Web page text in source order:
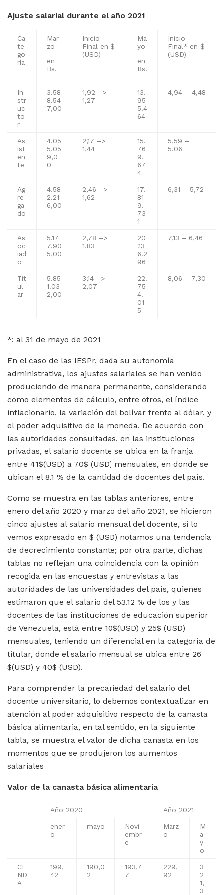
Ajuste salarial durante el año 2021
Ca
te
go
ría
Mar
zo
en
Bs.
Inicio –
Final en $
(USD)
Ma
yo
en
Bs.
Inicio –
Final* en $
(USD)
In
str
uc
to
r
3.58
8.54
7,00
1,92 –>
1,27
13.
95
5.4
64
4,94 – 4,48
As
ist
en
te
4.05
5.05
9,0
0
2,17 –>
1,44
15.
76
9.
67
4
5,59 –
5,06
Ag
re
ga
do
4.58
2.21
6,00
2,46 –>
1,62
17.
81
9.
73
1
6,31 – 5,72
As
oc
iad
o
5.17
7.90
5,00
2,78 –>
1,83
20
.13
6.2
96
7,13 – 6,46
Tit
ul
ar
5.85
1.03
2,00
3,14 –>
2,07
22.
75
4.
01
5
8,06 – 7,30
*: al 31 de mayo de 2021
En el caso de las IESPr, dada su autonomía
administrativa, los ajustes salariales se han venido
produciendo de manera permanente, considerando
como elementos de cálculo, entre otros, el índice
inflacionario, la variación del bolívar frente al dólar, y
el poder adquisitivo de la moneda. De acuerdo con
las autoridades consultadas, en las instituciones
privadas, el salario docente se ubica en la franja
entre 41$(USD) a 70$ (USD) mensuales, en donde se
ubican el 8.1 % de la cantidad de docentes del país.
Como se muestra en las tablas anteriores, entre
enero del año 2020 y marzo del año 2021, se hicieron
cinco ajustes al salario mensual del docente, si lo
vemos expresado en $ (USD) notamos una tendencia
de decrecimiento constante; por otra parte, dichas
tablas no reflejan una coincidencia con la opinión
recogida en las encuestas y entrevistas a las
autoridades de las universidades del país, quienes
estimaron que el salario del 53.12 % de los y las
docentes de las instituciones de educación superior
de Venezuela, está entre 10$(USD) y 25$ (USD)
mensuales, teniendo un diferencial en la categoría de
titular, donde el salario mensual se ubica entre 26
$(USD) y 40$ (USD).
Para comprender la precariedad del salario del
docente universitario, lo debemos contextualizar en
atención al poder adquisitivo respecto de la canasta
básica alimentaria, en tal sentido, en la siguiente
tabla, se muestra el valor de dicha canasta en los
momentos que se produjeron los aumentos
salariales
Valor de la canasta básica alimentaria
Año 2020 Año 2021
ener
o
mayo
Novi
embr
e
Marz
o
M
a
y
o
CE
ND
A
199,
42
190,0
2
193,7
7
229,
92
3
2
1,
3